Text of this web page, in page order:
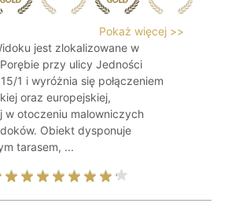
Pokaż więcej >>
jest zlokalizowane w
przy ulicy Jedności
1 i wyróżnia się połączeniem
oraz europejskiej,
w otoczeniu malowniczych
Obiekt dysponuje
tarasem, ...